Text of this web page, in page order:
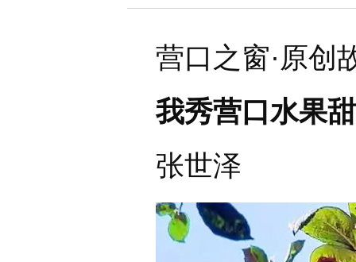
营口之窗·原创
我秀营口水果甜
张世泽